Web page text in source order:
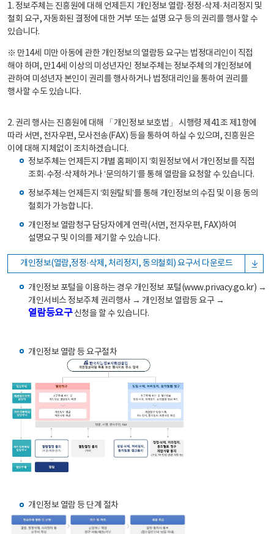
1. 정보주체는 진흥원에 대해 언제든지 개인정보 열람·정정·삭제·처리정지 및
철회 요구, 자동화된 결정에 대한 거부 또는 설명 요구 등의 권리를 행사할 수
있습니다.
※ 만14세 미만 아동에 관한 개인정보의 열람등 요구는 법정대리인이 직접
해야 하며, 만14세 이상의 미성년자인 정보주체는 정보주체의 개인정보에
관하여 미성년자 본인이 권리를 행사하거나 법정대리인을 통하여 권리를
행사할 수도 있습니다.
2. 권리 행사는 진흥원에 대해 「개인정보 보호법」 시행령 제41조 제1항에
따라 서면, 전자우편, 모사전송(FAX) 등을 통하여 하실 수 있으며, 진흥원은
이에 대해 지체없이 조치하겠습니다.
정보주체는 언제든지 개별 홈페이지 ‘회원정보’에서 개인정보를 직접
조회·수정·삭제하거나 ‘문의하기’를 통해 열람을 요청할 수 있습니다.
정보주체는 언제든지 ‘회원탈퇴’를 통해 개인정보의 수집 및 이용 동의
철회가 가능합니다.
개인정보 열람청구 담당자에게 연락(서면, 전자우편, FAX)하여
설명요구 및 이의를 제기할 수 있습니다.
개인정보(열람,정정·삭제, 처리정지, 동의철회) 요구서 다운로드
개인정보 포털을 이용하는 경우 개인정보 포털(www.privacy.go.kr) →
개인서비스 정보주체 권리행사 → 개인정보 열람등 요구 →
열람등요구신청을 할 수 있습니다.
개인정보 열람 등 요구절차
개인정보 열람 등 단계 절차